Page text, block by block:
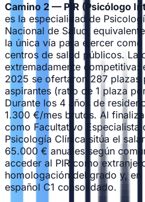
Camino 2 — PIR (Psicólogo
es la especialidad de
Nacional de Salud,
la única vía para ejercer
centros de salud públicos. La
extremadamente
2025 se ofertaron 287 plazas
aspirantes (ratio de 1 plaza
Durante los 4 años de
1.300 €/mes brutos. Al
como Facultativo Especialista
Psicología Clínica sitúa el
65.000 € anuales según
acceder al PIR como
homologación del grado y,
español C1 consolidado.